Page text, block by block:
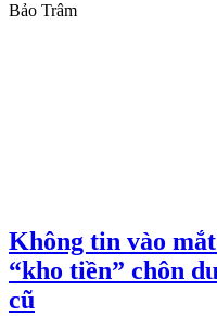
Bảo Trâm
Không tin vào
“kho tiền” chôn
cũ